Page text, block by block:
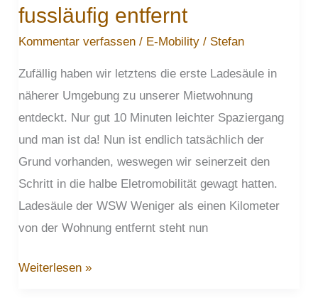
fussläufig entfernt
Kommentar verfassen / E-Mobility / Stefan
Zufällig haben wir letztens die erste Ladesäule in
näherer Umgebung zu unserer Mietwohnung
entdeckt. Nur gut 10 Minuten leichter Spaziergang
und man ist da! Nun ist endlich tatsächlich der
Grund vorhanden, weswegen wir seinerzeit den
Schritt in die halbe Eletromobilität gewagt hatten.
Ladesäule der WSW Weniger als einen Kilometer
von der Wohnung entfernt steht nun
Endlich
Weiterlesen »